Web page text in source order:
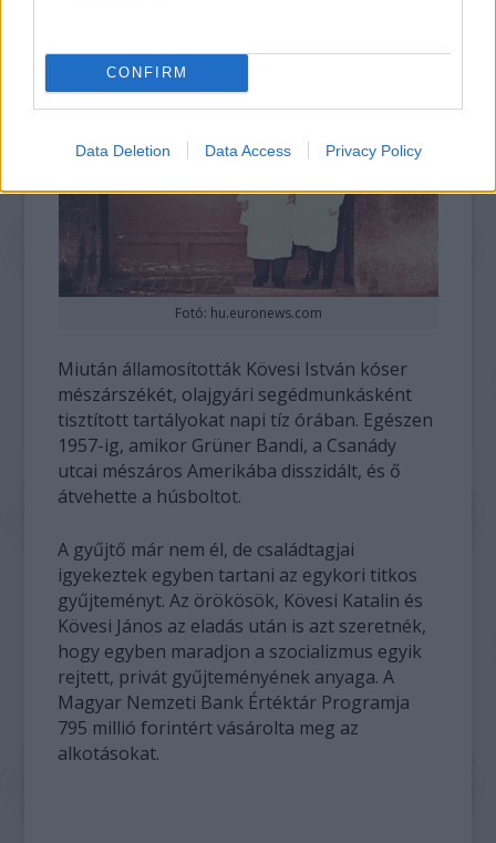
CONFIRM
Data Deletion Data Access Privacy Policy
Fotó: hu.euronews.com
Miután államosították Kövesi István kóser
mészárszékét, olajgyári segédmunkásként
tisztított tartályokat napi tíz órában. Egészen
1957-ig, amikor Grüner Bandi, a Csanády
utcai mészáros Amerikába disszidált, és ő
átvehette a húsboltot.
A gyűjtő már nem él, de családtagjai
igyekeztek egyben tartani az egykori titkos
gyűjteményt. Az örökösök, Kövesi Katalin és
Kövesi János az eladás után is azt szeretnék,
hogy egyben maradjon a szocializmus egyik
rejtett, privát gyűjteményének anyaga. A
Magyar Nemzeti Bank Értéktár Programja
795 millió forintért vásárolta meg az
alkotásokat.